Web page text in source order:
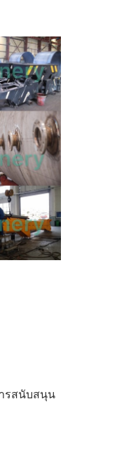
รสนับสนุน